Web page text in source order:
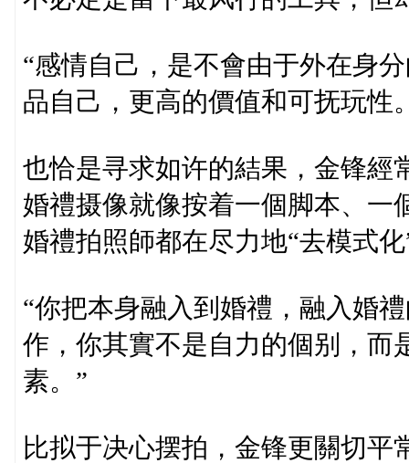
“感情自己，是不會由于外在身
品自己，更高的價值和可抚玩性
也恰是寻求如许的結果，金锋經
婚禮摄像就像按着一個脚本、一
婚禮拍照師都在尽力地“去模式
“你把本身融入到婚禮，融入婚
作，你其實不是自力的個别，而
素。”
比拟于决心摆拍，金锋更關切